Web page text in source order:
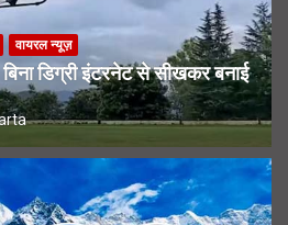
वायरल न्यूज़
डिग्री इंटरनेट से सीखकर बनाई